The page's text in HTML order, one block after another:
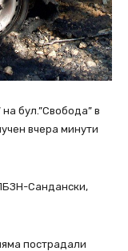
бул.”Свобода” в
вчера минути
Сандански,
пострадали